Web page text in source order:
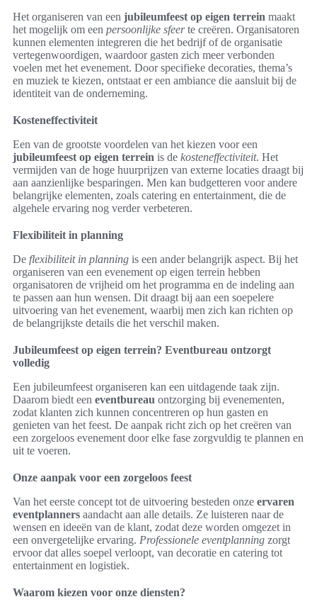
Het organiseren van een jubileumfeest op eigen terrein maakt
het mogelijk om een persoonlijke sfeerte creëren. Organisatoren
kunnen elementen integreren die het bedrijf of de organisatie
vertegenwoordigen, waardoor gasten zich meer verbonden
voelen met het evenement. Door specifieke decoraties, thema’s
en muziek te kiezen, ontstaat er een ambiance die aansluit bij de
identiteit van de onderneming.
Kosteneffectiviteit
Een van de grootste voordelen van het kiezen voor een
jubileumfeest op eigen terrein is de kosteneffectiviteit. Het
vermijden van de hoge huurprijzen van externe locaties draagt bij
aan aanzienlijke besparingen. Men kan budgetteren voor andere
belangrijke elementen, zoals catering en entertainment, die de
algehele ervaring nog verder verbeteren.
Flexibiliteit in planning
De flexibiliteit in planning is een ander belangrijk aspect. Bij het
organiseren van een evenement op eigen terrein hebben
organisatoren de vrijheid om het programma en de indeling aan
te passen aan hun wensen. Dit draagt bij aan een soepelere
uitvoering van het evenement, waarbij men zich kan richten op
de belangrijkste details die het verschil maken.
Jubileumfeest op eigen terrein? Eventbureau ontzorgt
volledig
Een jubileumfeest organiseren kan een uitdagende taak zijn.
Daarom biedt een eventbureau ontzorging bij evenementen,
zodat klanten zich kunnen concentreren op hun gasten en
genieten van het feest. De aanpak richt zich op het creëren van
een zorgeloos evenement door elke fase zorgvuldig te plannen en
uit te voeren.
Onze aanpak voor een zorgeloos feest
Van het eerste concept tot de uitvoering besteden onze ervaren
eventplanners aandacht aan alle details. Ze luisteren naar de
wensen en ideeën van de klant, zodat deze worden omgezet in
een onvergetelijke ervaring. Professionele eventplanning zorgt
ervoor dat alles soepel verloopt, van decoratie en catering tot
entertainment en logistiek.
Waarom kiezen voor onze diensten?